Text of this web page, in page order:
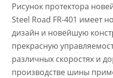
Рисунок протектора
Steel Road FR-401 имеет
дизайн и новейшую
прекрасную
различных скоростях и
производстве шины